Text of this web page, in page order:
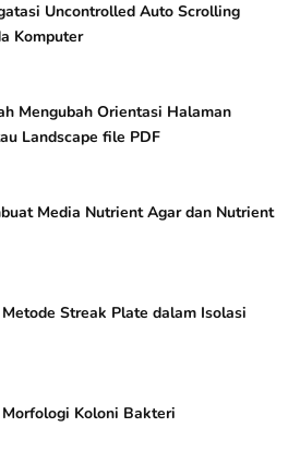
Uncontrolled Auto Scrolling
Komputer
Mengubah Orientasi Halaman
Landscape file PDF
Media Nutrient Agar dan Nutrient
Streak Plate dalam Isolasi
Koloni Bakteri